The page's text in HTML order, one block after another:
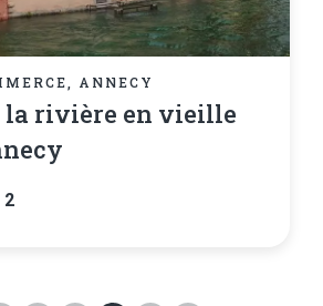
ANNECY
la rivière en vieille
2